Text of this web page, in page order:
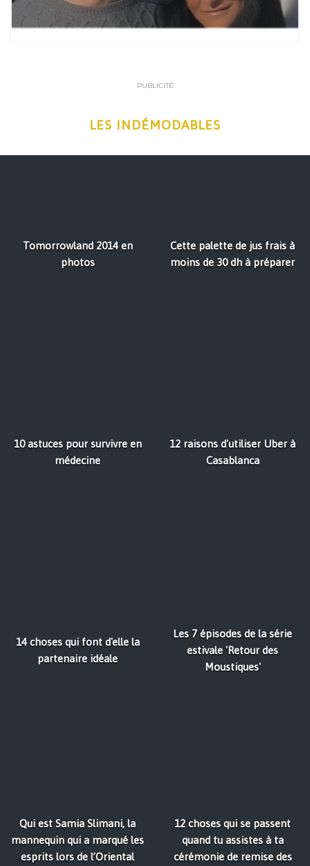
PUBLICITÉ
LES INDÉMODABLES
Tomorrowland 2014 en
photos
Cette palette de jus frais à
moins de 30 dh à préparer
10 astuces pour survivre en
médecine
12 raisons d'utiliser Uber à
Casablanca
14 choses qui font d'elle la
partenaire idéale
Les 7 épisodes de la série
estivale 'Retour des
Moustiques'
Qui est Samia Slimani, la
mannequin qui a marqué les
esprits lors de l’Oriental
12 choses qui se passent
quand tu assistes à ta
cérémonie de remise des